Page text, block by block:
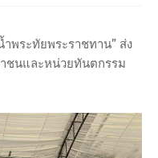
ำพระทัยพระราชทาน” ส่ง
ชนและหน่วยทันตกรรม